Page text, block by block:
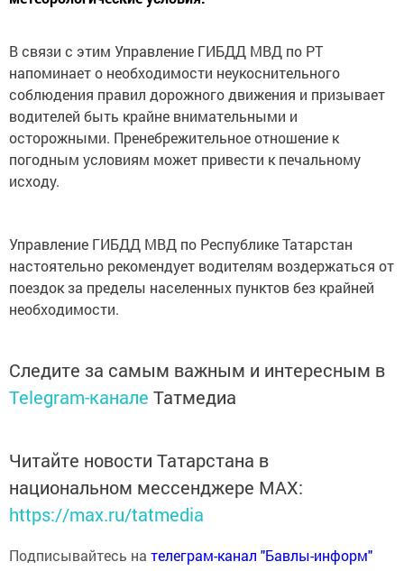
В связи с этим Управление ГИБДД МВД по РТ
напоминает о необходимости неукоснительного
соблюдения правил дорожного движения и призывает
водителей быть крайне внимательными и
осторожными. Пренебрежительное отношение к
погодным условиям может привести к печальному
исходу.
Управление ГИБДД МВД по Республике Татарстан
настоятельно рекомендует водителям воздержаться от
поездок за пределы населенных пунктов без крайней
необходимости.
Следите за самым важным и интересным в
Telegram-канале Татмедиа
Читайте новости Татарстана в
национальном мессенджере MАХ:
https://max.ru/tatmedia
Подписывайтесь на телеграм-канал "Бавлы-информ"